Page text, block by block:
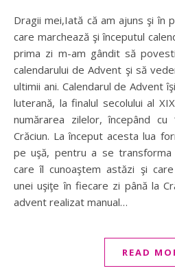
Dragii mei,Iată că am ajuns şi în prima zi a lunii decembrie,
care marchează şi începutul
prima zi m-am gândit să
calendarului de Advent şi să
ultimii ani. Calendarul de Advent
luterană, la finalul secolului al
numărarea zilelor, începând
Crăciun. La început acesta lua
pe uşă, pentru a se
care îl cunoaştem astăzi şi
unei uşiţe în fiecare zi până la
advent realizat manual…
READ